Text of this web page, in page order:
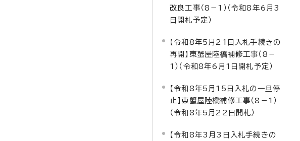
改良工事（8－1）（令和8年6月3
日開札予定）
【令和8年5月21日入札手続きの
再開】東蟹屋陸橋補修工事（8－
1）（令和8年6月1日開札予定）
【令和8年5月15日入札の一旦停
止】東蟹屋陸橋補修工事（8－1）
（令和8年5月22日開札）
【令和8年3月3日入札手続きの